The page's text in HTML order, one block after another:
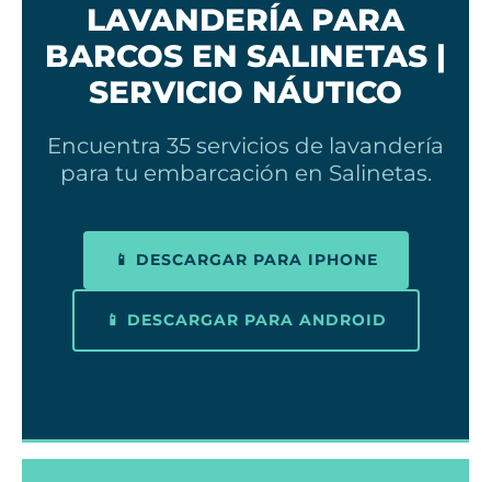
LAVANDERÍA PARA
BARCOS EN SALINETAS |
SERVICIO NÁUTICO
Encuentra 35 servicios de lavandería
para tu embarcación en Salinetas.
📱 DESCARGAR PARA IPHONE
📱 DESCARGAR PARA ANDROID